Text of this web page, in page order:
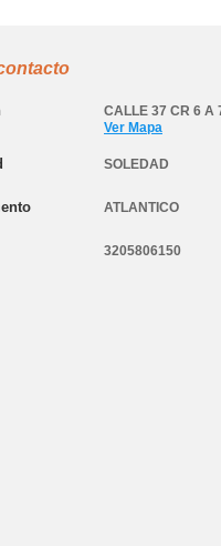
CALLE 37 CR 6 A
Ver Mapa
SOLEDAD
ATLANTICO
3205806150